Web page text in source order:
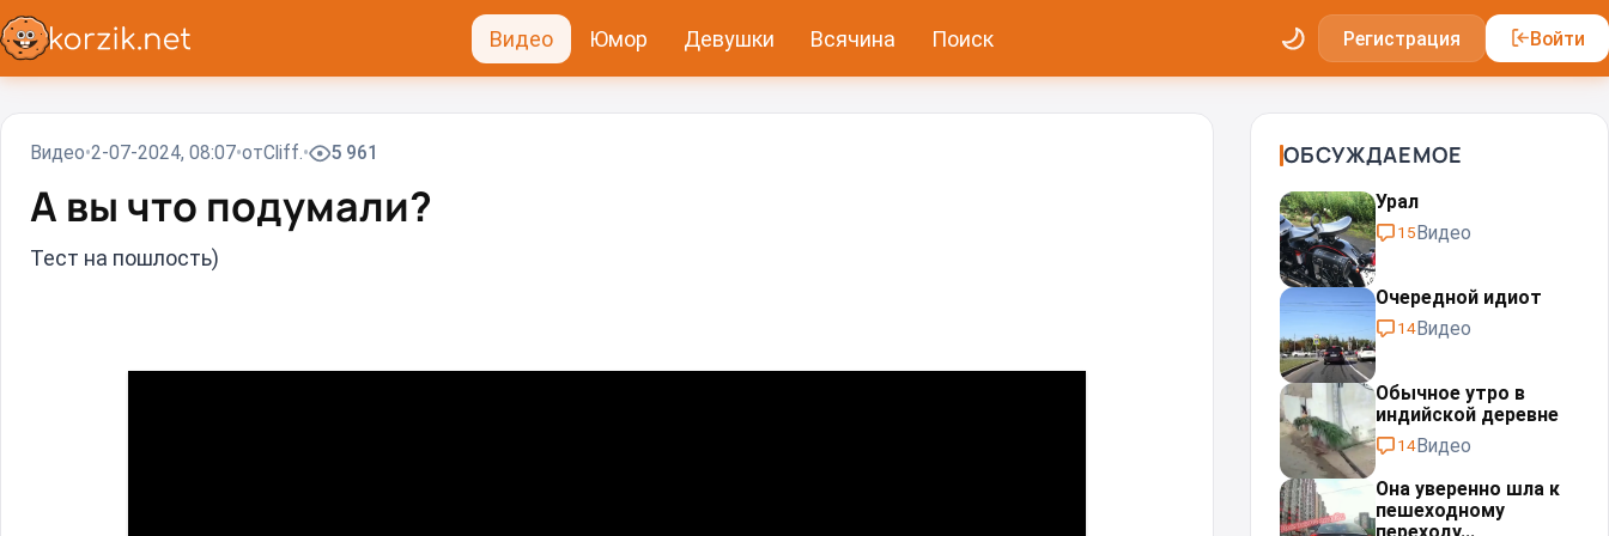
Видео Юмор Девушки Всячина Поиск Регистрация Войти
Видео 2-07-2024, 08:07 отCliff. 5 961
А вы что подумали?
Тест на пошлость)
ОБСУЖДАЕМОЕ
Урал⁠⁠
15Видео
Очередной идиот
14Видео
Обычное утро в
индийской деревне
14Видео
Она уверенно шла к
пешеходному